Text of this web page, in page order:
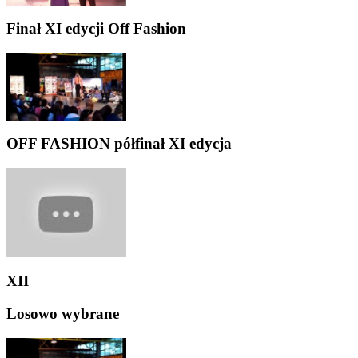
Finał XI edycji Off Fashion
OFF FASHION półfinał XI edycja
XII
Losowo wybrane